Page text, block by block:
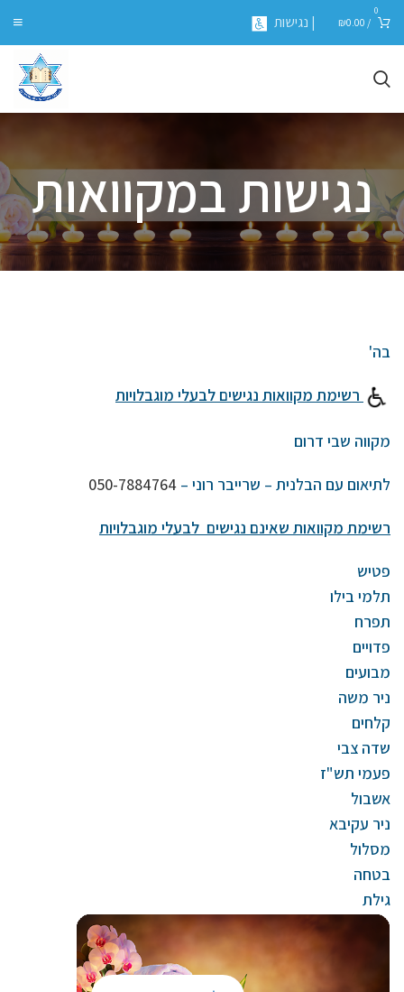
0
/
₪0.00 | נגישות
נגישות במקוואות
בה'
רשימת מקוואות נגישים לבעלי מוגבלויות
מקווה שבי דרום
לתיאום עם הבלנית – שרייבר רוני – 050-7884764
רשימת מקוואות שאינם נגישים לבעלי מוגבלויות
פטיש
תלמי בילו
תפרח
פדויים
מבועים
ניר משה
קלחים
שדה צבי
פעמי תש"ז
אשבול
ניר עקיבא
מסלול
בטחה
גילת